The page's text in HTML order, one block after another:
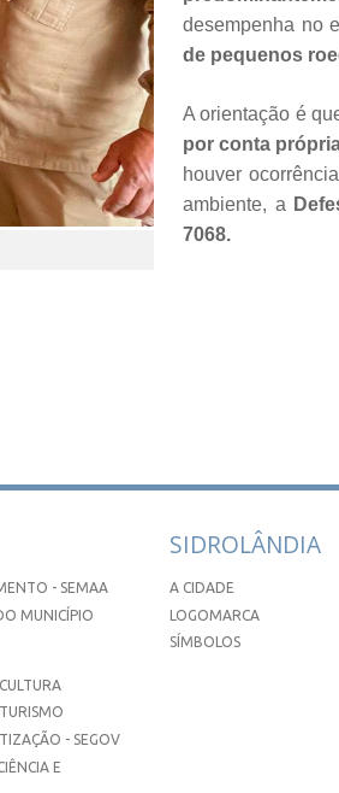
desempenha no
de pequenos
A orientação é
por conta
houver
ambiente, a
7068.
- SEMAA
MUNICÍPIO
- SEGOV
E
SIDROLÂNDIA
A CIDADE
LOGOMARCA
SÍMBOLOS